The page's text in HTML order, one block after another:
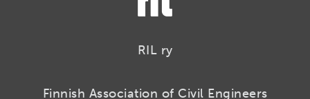
RIL ry
Finnish Association of Civil Engineers